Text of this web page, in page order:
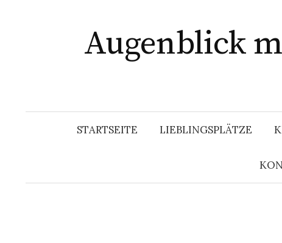
überspringenAugenblick
STARTSEITE LIEBLINGSPLÄTZE